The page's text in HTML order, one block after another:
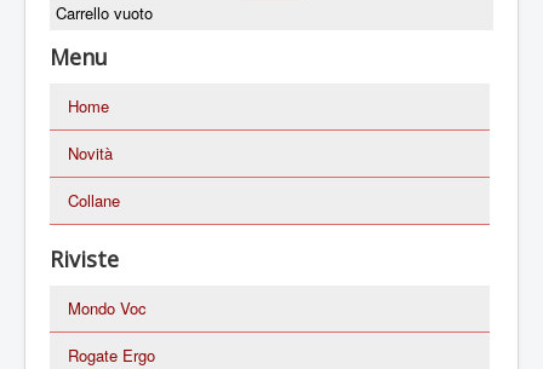
Carrello vuoto
Menu
Home
Novità
Collane
Riviste
Mondo Voc
Rogate Ergo